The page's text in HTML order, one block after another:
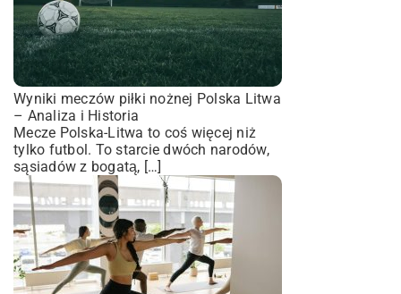
Wyniki meczów piłki nożnej Polska Litwa
– Analiza i Historia
Mecze Polska-Litwa to coś więcej niż
tylko futbol. To starcie dwóch narodów,
sąsiadów z bogatą, […]